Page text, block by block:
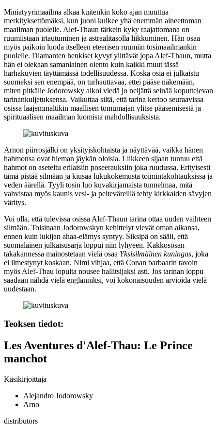
Miniatyyrimaailma alkaa kuitenkin koko ajan muuttua
merkityksettömäksi, kun juoni kulkee yhä enemmän aineettoman
maailman puolelle. Alef-Thaun tärkein kyky raajattomana on
ruumiistaan irtautuminen ja astraalitasolla liikkuminen. Hän osaa
myös paikoin luoda itselleen eteerisen ruumiin tosimaailmankin
puolelle. Diamanten henkiset kyvyt ylittävät jopa Alef-Thaun, mutta
hän ei olekaan samanlainen olento kuin kaikki muut tässä
harhakuvien täyttämässä todellisuudessa. Koska osia ei julkaistu
suomeksi sen enempää, on turhauttavaa, ettei pääse näkemään,
miten pitkälle Jodorowsky aikoi viedä jo neljättä seinää koputtelevan
tarinankuljetuksensa. Vaikuttaa siltä, että tarina kertoo seuraavissa
osissa laajemmaltikin maallisen tomumajan ylitse pääsemisestä ja
spirituaalisen maailman luomista mahdollisuuksista.
Arnon piirrosjälki on yksityiskohtaista ja näyttävää, vaikka hänen
hahmonsa ovat hieman jäykän oloisia. Liikkeen sijaan tuntuu että
hahmot on aseteltu erilaisiin poseerauksiin joka ruudussa. Erityisesti
tämä pistää silmään ja kiusaa lukukokemusta toimintakohtauksissa ja
veden äärellä. Tyyli tosin luo kuvakirjamaista tunnelmaa, mitä
vahvistaa myös kaunis vesi‑ ja peiteväreillä tehty kirkkaiden sävyjen
väritys.
Voi olla, että tulevissa osissa Alef-Thaun tarina ottaa uuden vaihteen
silmään. Toisinaan Jodorowskyn kehittelyt vievät oman aikansa,
ennen kuin lukijan ahaa-elämys syntyy. Siksipä on sääli, että
suomalainen julkaisusarja loppui niin lyhyeen. Kakkososan
takakannessa mainostetaan vielä osaa Yksisilmäinen kuningas, joka
ei ilmestynyt koskaan. Nimi vihjaa, että Conan barbaarin tavoin
myös Alef-Thau lopulta nousee hallitsijaksi asti. Jos tarinan loppu
saadaan nähdä vielä englanniksi, voi kokonaisuuden arvioida vielä
uudestaan.
Teoksen tiedot:
Les Aventures d'Alef-Thau: Le Prince
manchot
Käsikirjoittaja
Alejandro Jodorowsky
Arno
distributors